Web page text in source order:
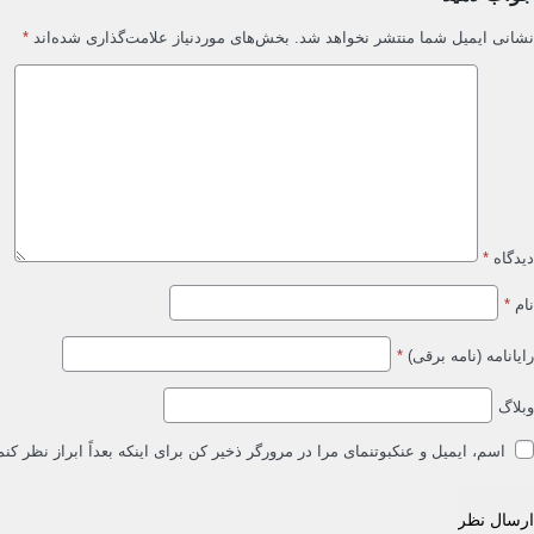
نشانی ایمیل شما منتشر نخواهد شد. بخش‌های موردنیاز علامت‌گذاری شده‌اند *
دیدگاه *
نام *
رایانامه (نامه برقی) *
وبلاگ
اسم، ایمیل و عنکبوتنمای مرا در مرورگر ذخیر کن برای اینکه بعداً ابراز نظر